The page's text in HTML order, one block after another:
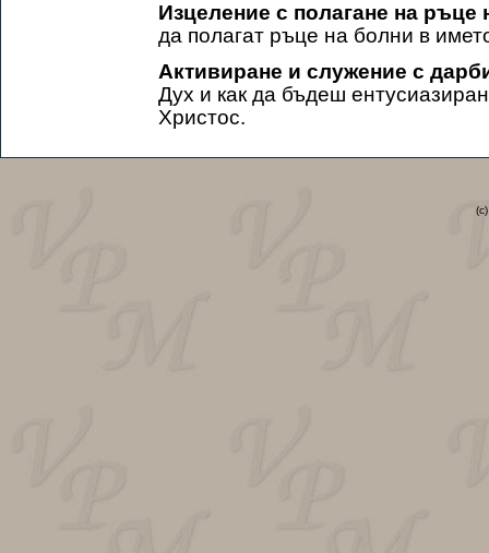
Изцеление с полагане на ръце
да полагат ръце на болни в
Активиране и служение с
Дух и как да бъдеш
Христос.